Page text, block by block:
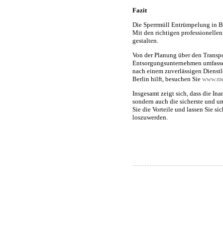
Fazit
Die Sperrmüll Entrümpelung in
Mit den richtigen professionellen
gestalten.
Von der Planung über den
Entsorgungsunternehmen
nach einem zuverlässigen
Berlin hilft, besuchen Sie
Insgesamt zeigt sich, dass die
sondern auch die sicherste und
Sie die Vorteile und lassen Sie
loszuwerden.